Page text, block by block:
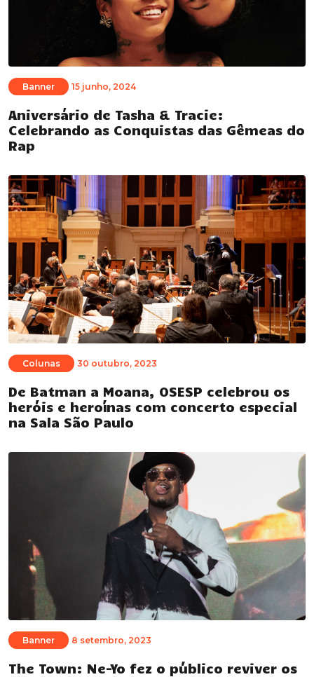
Banner 15 junho, 2024
Aniversário de Tasha & Tracie:
Celebrando as Conquistas das Gêmeas do
Rap
Colunas 30 outubro, 2023
De Batman a Moana, OSESP celebrou os
heróis e heroínas com concerto especial
na Sala São Paulo
Banner 8 setembro, 2023
The Town: Ne-Yo fez o público reviver os